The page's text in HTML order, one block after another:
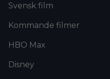
Svensk film
Kommande filmer
HBO Max
Disney